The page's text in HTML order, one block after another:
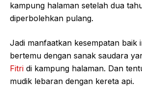
kampung halaman setelah dua
diperbolehkan pulang.
Jadi manfaatkan kesempatan baik
bertemu dengan sanak saudara
Fitri di kampung halaman. Dan
mudik lebaran dengan kereta api.